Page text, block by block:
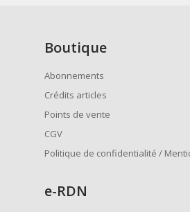
Boutique
Abonnements
Crédits articles
Points de vente
CGV
Politique de confidentialité /
e-RDN